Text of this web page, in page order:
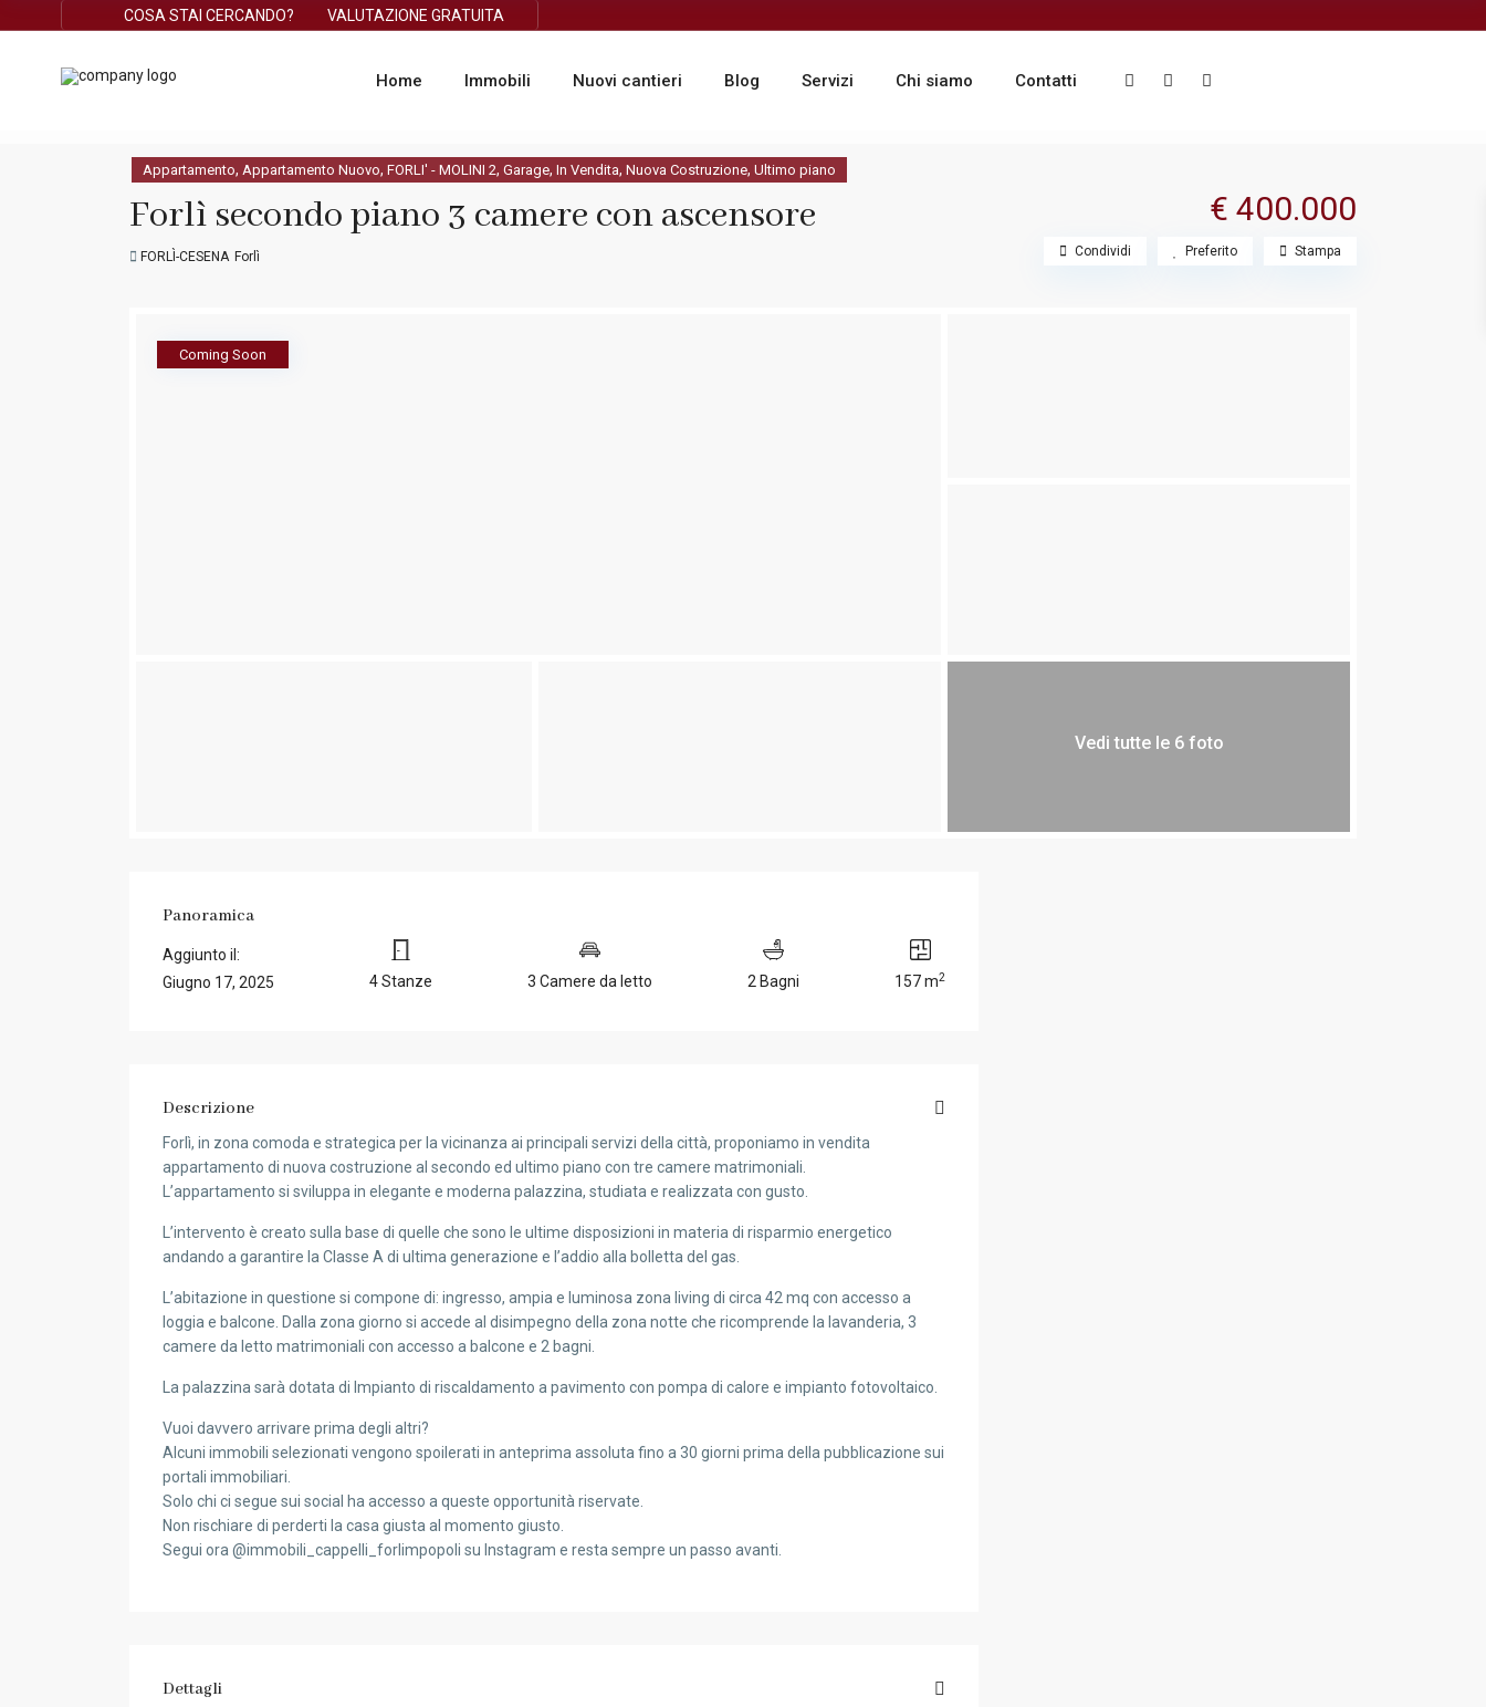
COSA STAI CERCANDO? VALUTAZIONE GRATUITA
Home Immobili Nuovi cantieri Blog Servizi Chi siamo Contatti
Appartamento, Appartamento Nuovo, FORLI' - MOLINI 2, Garage, In Vendita, Nuova Costruzione, Ultimo piano
Forlì secondo piano 3 camere con ascensore € 400.000
FORLÌ-CESENA Forlì Condividi Preferito Stampa
Coming Soon
Vedi tutte le 6 foto
Panoramica
Aggiunto il:
Giugno 17, 2025
4 Stanze 3 Camere da letto 2 Bagni 157 m2
Descrizione
Forlì, in zona comoda e strategica per la vicinanza ai principali servizi della città, proponiamo in vendita
appartamento di nuova costruzione al secondo ed ultimo piano con tre camere matrimoniali.
L’appartamento si sviluppa in elegante e moderna palazzina, studiata e realizzata con gusto.
L’intervento è creato sulla base di quelle che sono le ultime disposizioni in materia di risparmio energetico
andando a garantire la Classe A di ultima generazione e l’addio alla bolletta del gas.
L’abitazione in questione si compone di: ingresso, ampia e luminosa zona living di circa 42 mq con accesso a
loggia e balcone. Dalla zona giorno si accede al disimpegno della zona notte che ricomprende la lavanderia, 3
camere da letto matrimoniali con accesso a balcone e 2 bagni.
La palazzina sarà dotata di Impianto di riscaldamento a pavimento con pompa di calore e impianto fotovoltaico.
Vuoi davvero arrivare prima degli altri?
Alcuni immobili selezionati vengono spoilerati in anteprima assoluta fino a 30 giorni prima della pubblicazione sui
portali immobiliari.
Solo chi ci segue sui social ha accesso a queste opportunità riservate.
Non rischiare di perderti la casa giusta al momento giusto.
Segui ora @immobili_cappelli_forlimpopoli su Instagram e resta sempre un passo avanti.
Dettagli